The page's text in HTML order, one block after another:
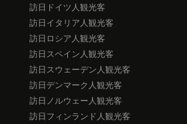
訪日ドイツ人観光客
訪日イタリア人観光客
訪日ロシア人観光客
訪日スペイン人観光客
訪日スウェーデン人観光客
訪日デンマーク人観光客
訪日ノルウェー人観光客
訪日フィンランド人観光客